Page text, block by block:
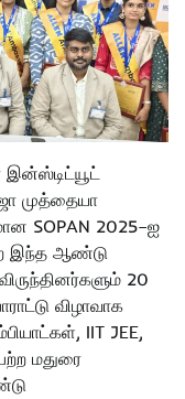
இன்ஸ்டிட்யூட்
முத்தையா
SOPAN 2025–ஐ
இந்த ஆண்டு
20
விழாவாக
IIT JEE,
மதுரை